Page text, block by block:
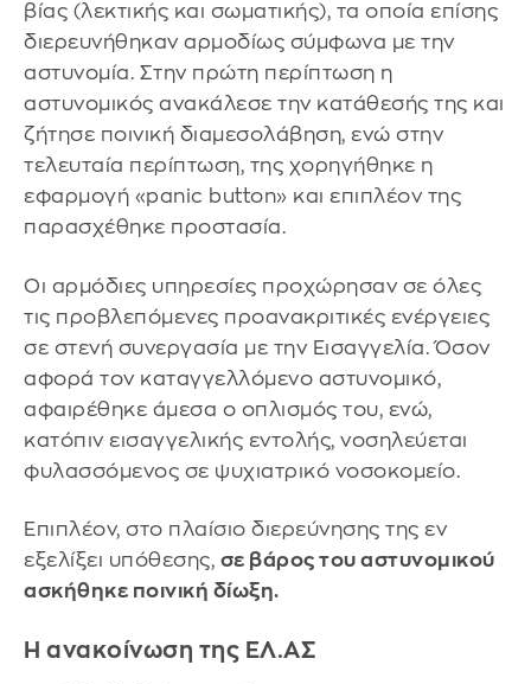
βίας (λεκτικής και σωματικής), τα οποία επίσης
διερευνήθηκαν αρμοδίως σύμφωνα με την
αστυνομία. Στην πρώτη περίπτωση η
αστυνομικός ανακάλεσε την κατάθεσής της και
ζήτησε ποινική διαμεσολάβηση, ενώ στην
τελευταία περίπτωση, της χορηγήθηκε η
εφαρμογή «panic button» και επιπλέον της
παρασχέθηκε προστασία.
Οι αρμόδιες υπηρεσίες προχώρησαν σε όλες
τις προβλεπόμενες προανακριτικές ενέργειες
σε στενή συνεργασία με την Εισαγγελία. Όσον
αφορά τον καταγγελλόμενο αστυνομικό,
αφαιρέθηκε άμεσα ο οπλισμός του, ενώ,
κατόπιν εισαγγελικής εντολής, νοσηλεύεται
φυλασσόμενος σε ψυχιατρικό νοσοκομείο.
Επιπλέον, στο πλαίσιο διερεύνησης της εν
εξελίξει υπόθεσης, σε βάρος του αστυνομικού
ασκήθηκε ποινική δίωξη.
Η ανακοίνωση της ΕΛ.ΑΣ